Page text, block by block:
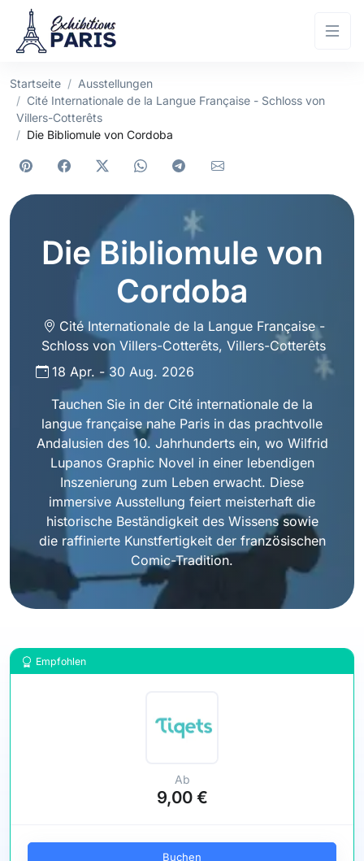
Startseite
Ausstellungen
Cité Internationale de la Langue Française - Schloss von
Villers-Cotterêts
Die Bibliomule von Cordoba
Die Bibliomule von
Cordoba
Cité Internationale de la Langue Française -
Schloss von Villers-Cotterêts, Villers-Cotterêts
18 Apr. - 30 Aug. 2026
Tauchen Sie in der Cité internationale de la
langue française nahe Paris in das prachtvolle
Andalusien des 10. Jahrhunderts ein, wo Wilfrid
Lupanos Graphic Novel in einer lebendigen
Inszenierung zum Leben erwacht. Diese
immersive Ausstellung feiert meisterhaft die
historische Beständigkeit des Wissens sowie
die raffinierte Kunstfertigkeit der französischen
Comic-Tradition.
Empfohlen
Ab
9,00 €
Buchen